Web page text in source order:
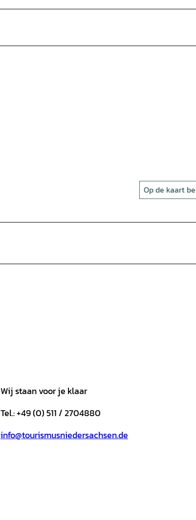
Op de kaart
Wij staan voor je klaar
Tel.: +49 (0) 511 / 2704880
info@tourismusniedersachsen.de